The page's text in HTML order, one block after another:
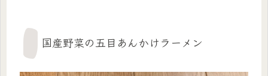
国産野菜の五目あんかけラーメン